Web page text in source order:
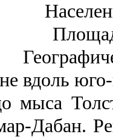
вдоль
мыса
Дабан.